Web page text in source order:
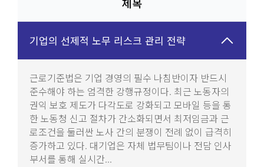
제목
기업의 선제적 노무 리스크 관리 전략
근로기준법은 기업 경영의 필수 나침반이자 반드시
준수해야 하는 엄격한 강행규정이다. 최근 노동자의
권익 보호 제도가 다각도로 강화되고 모바일 등을 통
한 노동청 신고 절차가 간소화되면서 최저임금과 근
로조건을 둘러싼 노사 간의 분쟁이 전례 없이 급격히
증가하고 있다. 대기업은 자체 법무팀이나 전담 인사
부서를 통해 실시간...